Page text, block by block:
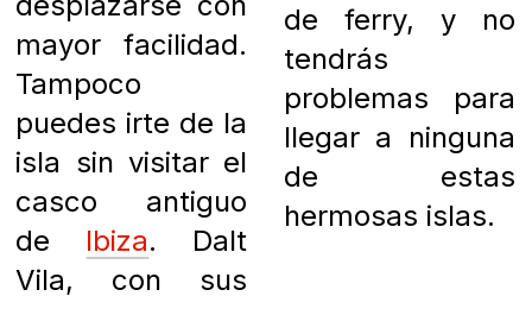
mayor facilidad.
Tampoco
puedes irte de la
isla sin visitar el
casco antiguo
de Ibiza. Dalt
Vila, con sus
de ferry, y no
tendrás
problemas para
llegar a ninguna
de estas
hermosas islas.